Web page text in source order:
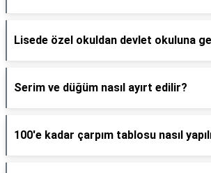
Lisede özel okuldan devlet okuluna
Serim ve düğüm nasıl ayırt edilir?
100'e kadar çarpım tablosu nasıl